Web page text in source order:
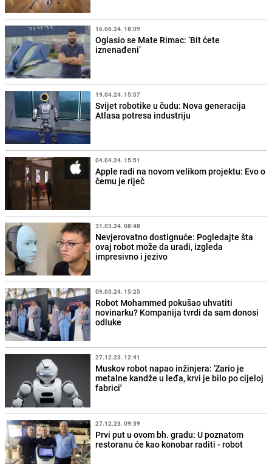
16.06.24. 18:09
Oglasio se Mate Rimac: ‘Bit ćete
iznenađeni’
19.04.24. 15:07
Svijet robotike u čudu: Nova generacija
Atlasa potresa industriju
04.04.24. 15:51
Apple radi na novom velikom projektu: Evo o
čemu je riječ
31.03.24. 08:48
Nevjerovatno dostignuće: Pogledajte šta
ovaj robot može da uradi, izgleda
impresivno i jezivo
09.03.24. 15:25
Robot Mohammed pokušao uhvatiti
novinarku? Kompanija tvrdi da sam donosi
odluke
27.12.23. 12:41
Muskov robot napao inžinjera: 'Zario je
metalne kandže u leđa, krvi je bilo po cijeloj
fabrici'
27.12.23. 09:39
Prvi put u ovom bh. gradu: U poznatom
restoranu će kao konobar raditi - robot